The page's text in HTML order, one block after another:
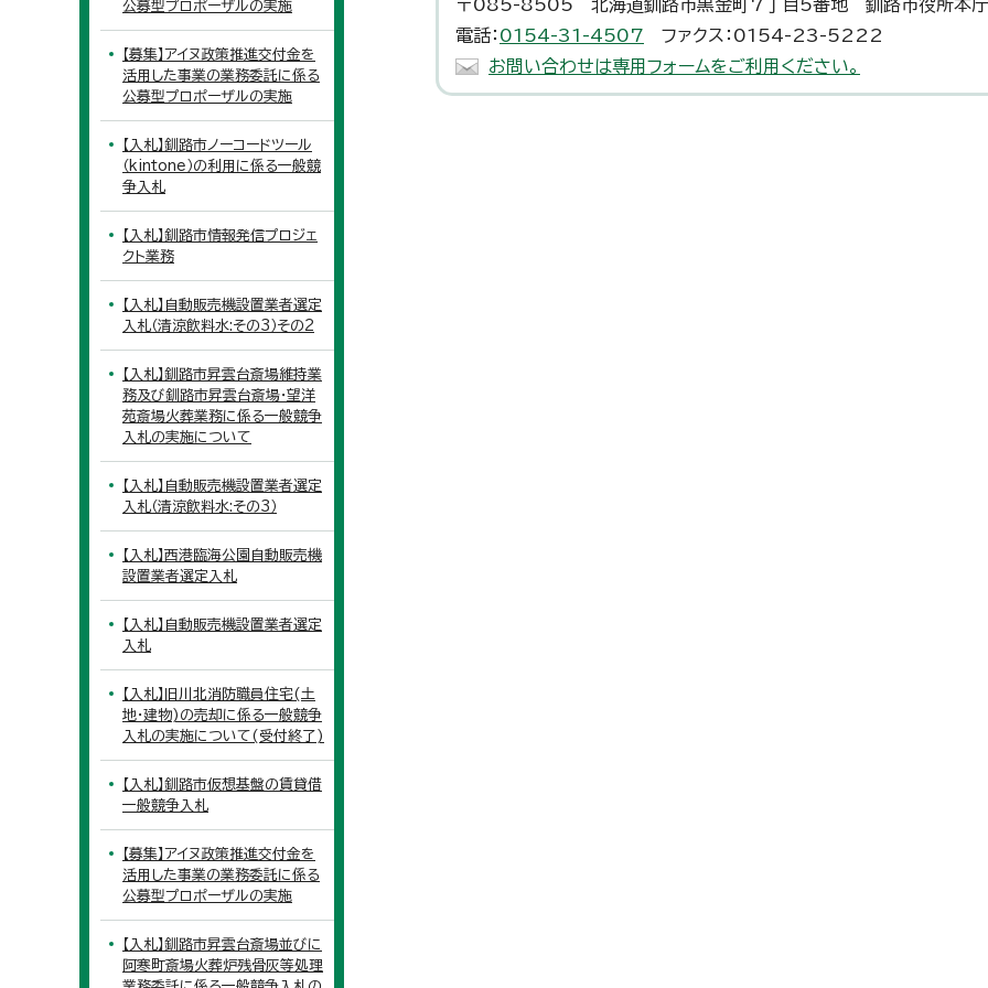
〒085-8505 北海道釧路市黒金町7丁目5番地 釧路市役所本
電話： 0154-31-4507 ファクス：0154-23-5222
お問い合わせは専用フォームをご利用ください。
公募型プロポーザルの実施
【募集】アイヌ政策推進交付金を
活用した事業の業務委託に係る
公募型プロポーザルの実施
【入札】釧路市ノーコードツール
（kintone）の利用に係る一般競
争入札
【入札】釧路市情報発信プロジェ
クト業務
【入札】自動販売機設置業者選定
入札（清涼飲料水:その3）その2
【入札】釧路市昇雲台斎場維持業
務及び釧路市昇雲台斎場・望洋
苑斎場火葬業務に係る一般競争
入札の実施について
【入札】自動販売機設置業者選定
入札（清涼飲料水:その3）
【入札】西港臨海公園自動販売機
設置業者選定入札
【入札】自動販売機設置業者選定
入札
【入札】旧川北消防職員住宅(土
地・建物)の売却に係る一般競争
入札の実施について(受付終了)
【入札】釧路市仮想基盤の賃貸借
一般競争入札
【募集】アイヌ政策推進交付金を
活用した事業の業務委託に係る
公募型プロポーザルの実施
【入札】釧路市昇雲台斎場並びに
阿寒町斎場火葬炉残骨灰等処理